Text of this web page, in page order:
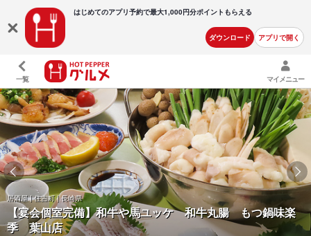
はじめてのアプリ予約で最大1,000円分ポイントもらえる
ダウンロード アプリで開く
一覧 マイメニュー
居酒屋 | 住吉町 | 長崎県
【宴会個室完備】和牛や馬ユッケ 和牛丸腸 もつ鍋味楽
季 葉山店